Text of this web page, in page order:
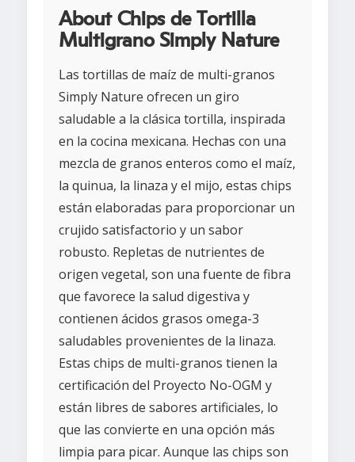
About Chips de Tortilla
Multigrano Simply Nature
Las tortillas de maíz de multi-granos
Simply Nature ofrecen un giro
saludable a la clásica tortilla, inspirada
en la cocina mexicana. Hechas con una
mezcla de granos enteros como el maíz,
la quinua, la linaza y el mijo, estas chips
están elaboradas para proporcionar un
crujido satisfactorio y un sabor
robusto. Repletas de nutrientes de
origen vegetal, son una fuente de fibra
que favorece la salud digestiva y
contienen ácidos grasos omega-3
saludables provenientes de la linaza.
Estas chips de multi-granos tienen la
certificación del Proyecto No-OGM y
están libres de sabores artificiales, lo
que las convierte en una opción más
limpia para picar. Aunque las chips son